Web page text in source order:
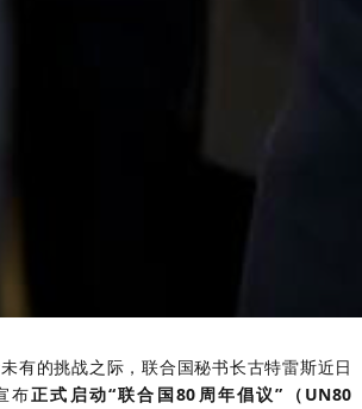
有的挑战之际，联合国秘书长古特雷斯近日
布正式启动“联合国80周年倡议”（UN80